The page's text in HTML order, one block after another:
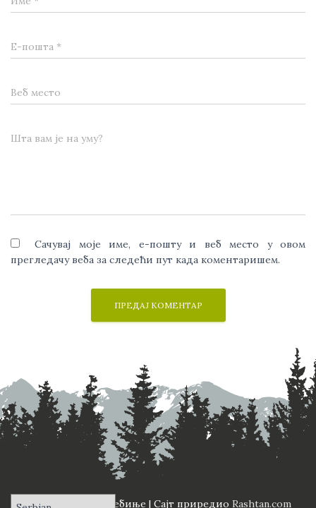
Е-пошта *
Веб место
Шта вам је на уму?
Сачувај моје име, е-пошту и веб место у овом
прегледачу веба за следећи пут када коментаришем.
ПД "Вучји Зуб" Требиње | Сајт приредио Rashtan.com